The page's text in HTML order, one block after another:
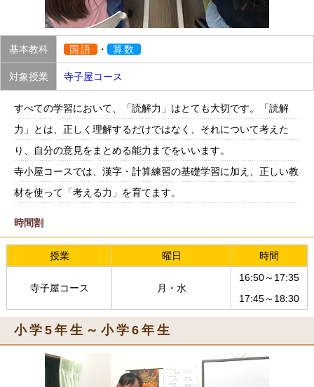
基本教科 国語 ・ 算数
対象授業 寺子屋コース
すべての学習において、「読解力」はとても大切です。「読解
力」とは、正しく理解するだけではなく、それについて考えた
り、自分の意見をまとめる能力までをいいます。
寺小屋コースでは、漢字・計算練習の基礎学習に加え、正しい教
材を使って「考える力」を育てます。
時間割
授業 曜日 時間
寺子屋コース 月・水
16:50～17:35
17:45～18:30
小学5年生～小学6年生